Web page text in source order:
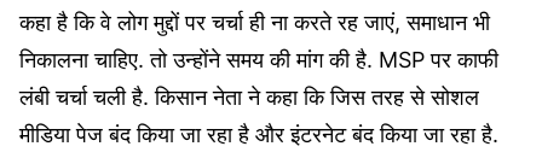
कहा है कि वे लोग मुद्दों पर चर्चा ही ना करते रह जाएं, समाधान भी
निकालना चाहिए. तो उन्होंने समय की मांग की है. MSP पर काफी
लंबी चर्चा चली है. किसान नेता ने कहा कि जिस तरह से सोशल
मीडिया पेज बंद किया जा रहा है और इंटरनेट बंद किया जा रहा है.